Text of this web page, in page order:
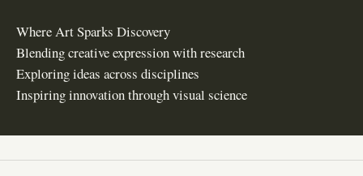
Where Art Sparks Discovery
Blending creative expression with research
Exploring ideas across disciplines
Inspiring innovation through visual science